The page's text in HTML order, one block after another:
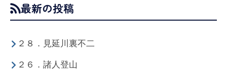
最新の投稿
２８．見延川裏不二
２６．諸人登山